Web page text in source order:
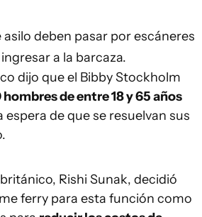
deben pasar por escáneres
a la barcaza.
dijo que el Bibby Stockholm
de entre 18 y 65 años
espera de que se resuelvan sus
Rishi Sunak, decidió
ferry para esta función como